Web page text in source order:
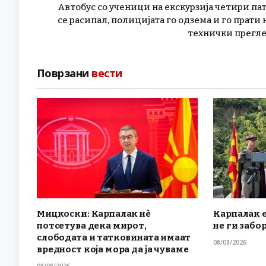
Автобус со ученици на екскурзија четири
се расипал, полицијата го одзема и го прати
технички
Поврзани вести
Мицкоски: Карпалак нè
потсетува дека мирот,
слободата и татковината имаат
вредност која мора да ја чуваме
Карпалак
не ги
08/08/2026